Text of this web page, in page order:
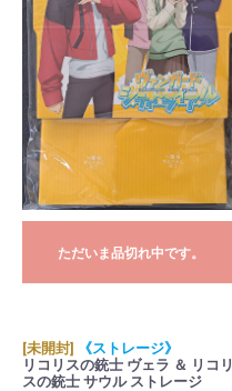
ただいま品切れ中です。
[未開封]
《ストレージ》
リコリスの銃士 ヴェラ ＆ リコリ
スの銃士 サウル ストレージ